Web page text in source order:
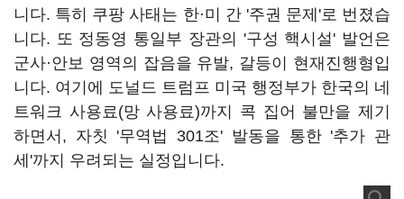
니다. 특히 쿠팡 사태는 한·미 간 '주권 문제'로 번졌습
니다. 또 정동영 통일부 장관의 '구성 핵시설' 발언은
군사·안보 영역의 잡음을 유발, 갈등이 현재진행형입
니다. 여기에 도널드 트럼프 미국 행정부가 한국의 네
트워크 사용료(망 사용료)까지 콕 집어 불만을 제기
하면서, 자칫 '무역법 301조' 발동을 통한 '추가 관
세'까지 우려되는 실정입니다.